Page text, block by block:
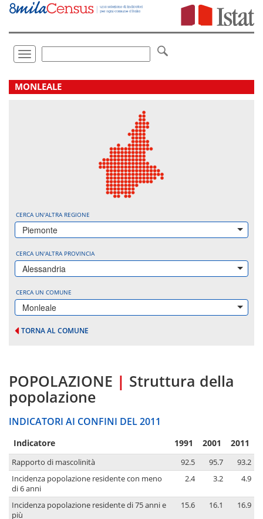
Vai
direttamente
Toggle
navigation
.
MONLEALE
CERCA UN'ALTRA REGIONE
Piemonte
CERCA UN'ALTRA PROVINCIA
Alessandria
CERCA UN COMUNE
Monleale
TORNA AL COMUNE
POPOLAZIONE | Struttura della
popolazione
INDICATORI AI CONFINI DEL 2011
Indicatore 1991 2001 2011
Rapporto di mascolinità 92.5 95.7
93.2
Incidenza popolazione residente con meno
di 6 anni
2.4 3.2 4.9
Incidenza popolazione residente di 75 anni e
più
15.6 16.1 16.9